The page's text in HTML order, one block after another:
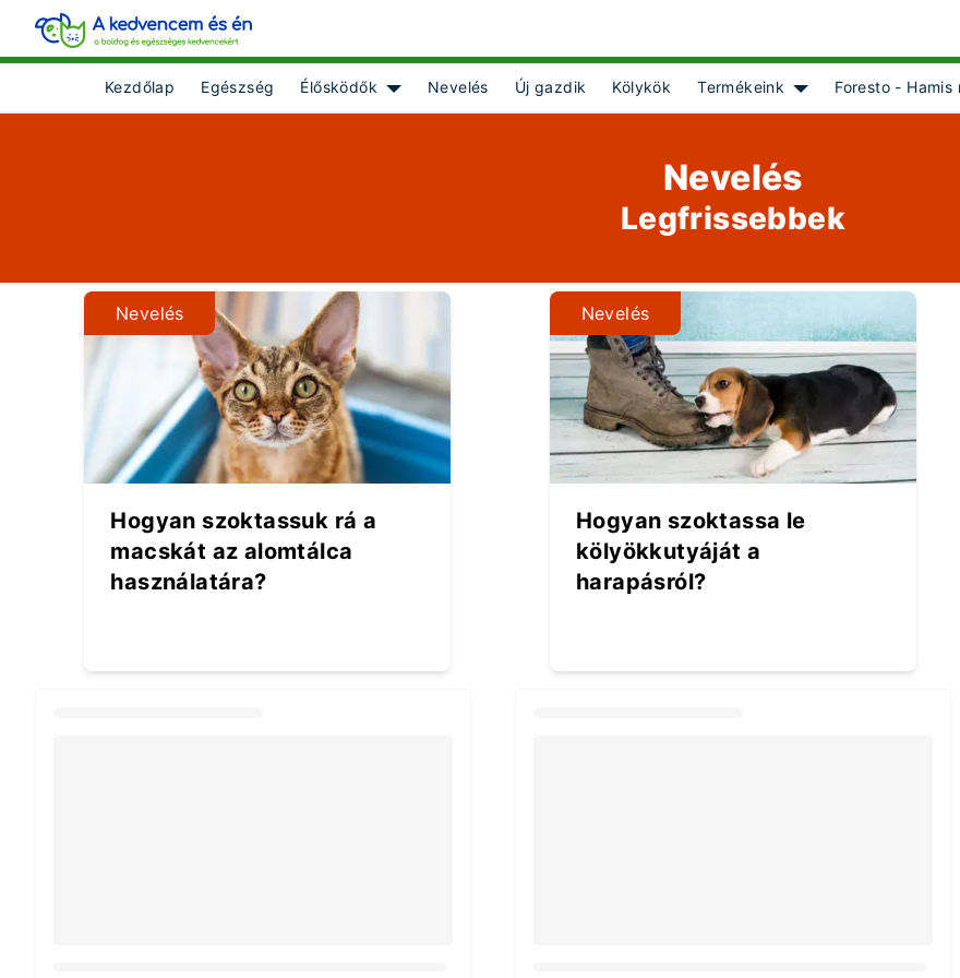
Kezdőlap Egészség
Élősködők
Show submenu for [object Object]
Nevelés Új gazdik Kölykök
Termékeink
Show submenu for
Foresto -
Nevelés
Legfrissebbek
Nevelés
Hogyan szoktassuk rá a
macskát az alomtálca
használatára?
Nevelés
Hogyan szoktassa le
kölyökkutyáját a
harapásról?